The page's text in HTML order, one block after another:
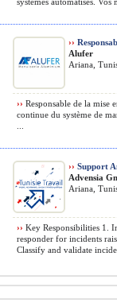
››
Alufer
Ariana,
›› Responsable de la mise
continue du système de
›› Support
Advensia
Ariana,
›› Key Responsibilities 1.
responder for incidents
Classify and validate